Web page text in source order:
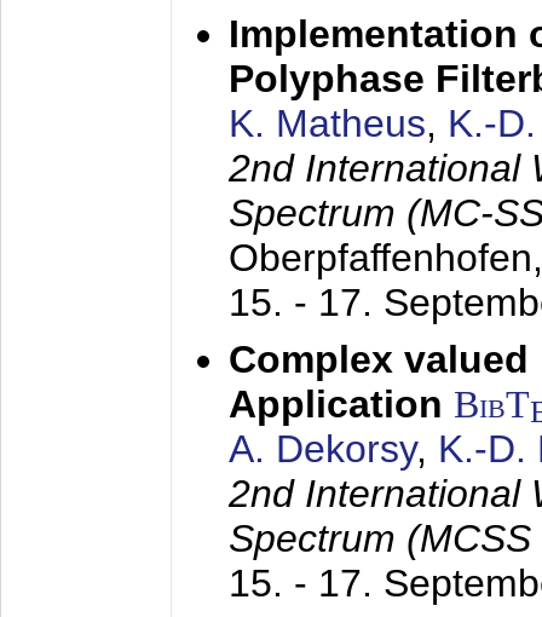
Implementation
Polyphase
K. Matheus, K.-
2nd International
Spectrum (MC-
15. - 17.
Complex valued
Application BibT
A. Dekorsy, K.-D.
2nd International
Spectrum
15. - 17.